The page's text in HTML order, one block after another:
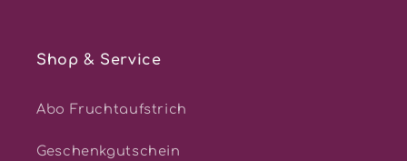
Shop & Service
Abo Fruchtaufstrich
Geschenkgutschein